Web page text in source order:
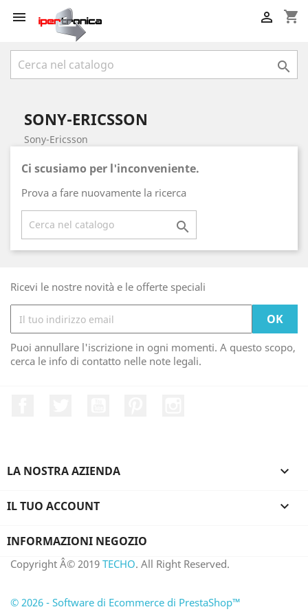
 shopping_cart


SONY-ERICSSON
Sony-Ericsson
Ci scusiamo per l'inconveniente.
Prova a fare nuovamente la ricerca

Ricevi le nostre novità e le offerte speciali
Puoi annullare l'iscrizione in ogni momenti. A questo scopo,
cerca le info di contatto nelle note legali.
LA NOSTRA AZIENDA 
IL TUO ACCOUNT 
INFORMAZIONI NEGOZIO
Copyright Â© 2019 TECHO. All Right Reserved.
© 2026 - Software di Ecommerce di PrestaShop™